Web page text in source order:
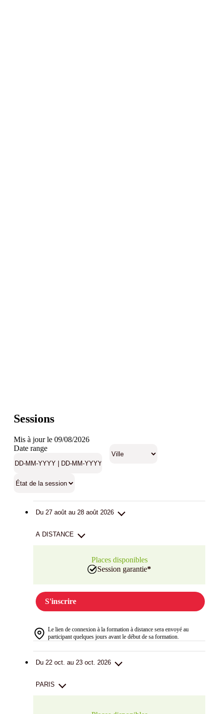
Sessions
Mis à jour le 09/08/2026
Date range
Du 27 août au 28 août 2026
A DISTANCE
Places disponibles
Session garantie*
S'inscrire
Le lien de connexion à la formation à distance sera envoyé au
participant quelques jours avant le début de sa formation.
Du 22 oct. au 23 oct. 2026
PARIS